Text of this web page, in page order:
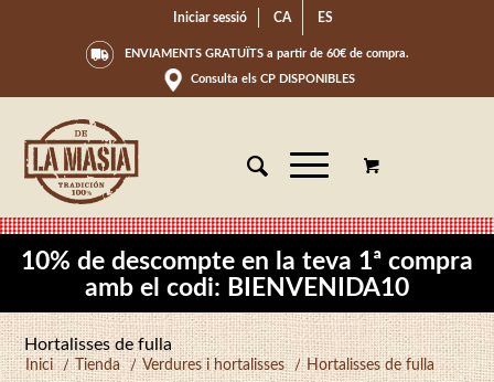
Iniciar sessió CA ES
ENVIAMENTS GRATUÏTS a partir de 60€ de compra.
Consulta els CP DISPONIBLES
10% de descompte en la teva 1ª compra
amb el codi: BIENVENIDA10
Hortalisses de fulla
Inici / Tienda / Verdures i hortalisses / Hortalisses de fulla